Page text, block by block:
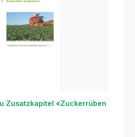
Zusatzkapitel «Zuckerrüben